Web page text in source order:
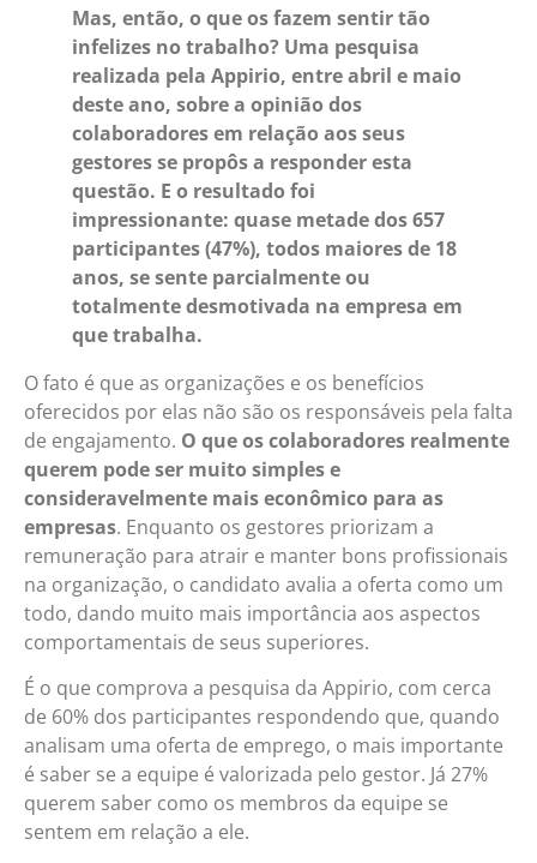
Mas, então, o que os fazem sentir tão
infelizes no trabalho? Uma pesquisa
realizada pela Appirio, entre abril e maio
deste ano, sobre a opinião dos
colaboradores em relação aos seus
gestores se propôs a responder esta
questão. E o resultado foi
impressionante: quase metade dos 657
participantes (47%), todos maiores de 18
anos, se sente parcialmente ou
totalmente desmotivada na empresa em
que trabalha.
O fato é que as organizações e os benefícios
oferecidos por elas não são os responsáveis pela falta
de engajamento. O que os colaboradores realmente
querem pode ser muito simples e
consideravelmente mais econômico para as
empresas. Enquanto os gestores priorizam a
remuneração para atrair e manter bons profissionais
na organização, o candidato avalia a oferta como um
todo, dando muito mais importância aos aspectos
comportamentais de seus superiores.
É o que comprova a pesquisa da Appirio, com cerca
de 60% dos participantes respondendo que, quando
analisam uma oferta de emprego, o mais importante
é saber se a equipe é valorizada pelo gestor. Já 27%
querem saber como os membros da equipe se
sentem em relação a ele.